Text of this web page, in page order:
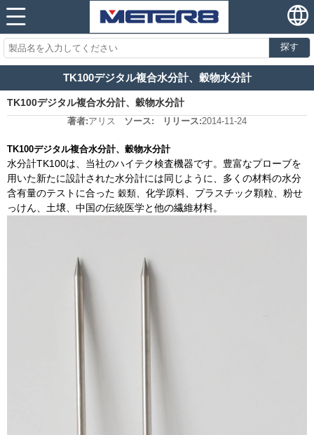
探す
TK100デジタル複合水分計、穀物水分計
TK100デジタル複合水分計、穀物水分計
著者:アリス ソース: リリース:2014-11-24
TK100デジタル複合水分計、穀物水分計
水分計TK100は、当社のハイテク検査機器です。豊富なプローブを
用いた新たに設計された水分計には同じように、多くの材料の水分
含有量のテストに合った 穀類 、化学原料、プラスチック顆粒、粉せ
っけん、土壌、中国の伝統医学と他の繊維材料。